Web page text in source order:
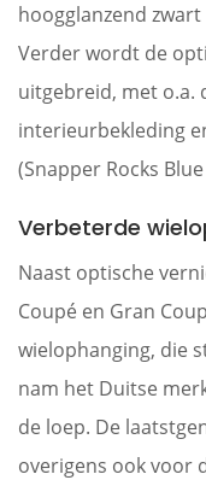
hoogglanzend
Verder wordt de
uitgebreid, met o.a.
interieurbekleding
(Snapper Rocks
Verbeterde
Naast optische
Coupé en Gran
wielophanging, die
nam het Duitse
de loep. De
overigens ook voor